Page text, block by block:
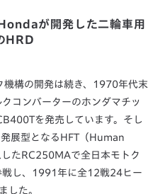
が開発した二輪車用
HRD
構の開発は続き、1970年代末
コンバーターのホンダマチッ
を発売しています。そし
展型となるHFT（Human
たRC250MAで全日本モトク
戦し、1991年に全12戦24ヒー
した。